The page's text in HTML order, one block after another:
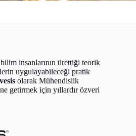
insanlarının ürettiği teorik
uygulayabileceği pratik
olarak Mühendislik
getirmek için yıllardır özveri